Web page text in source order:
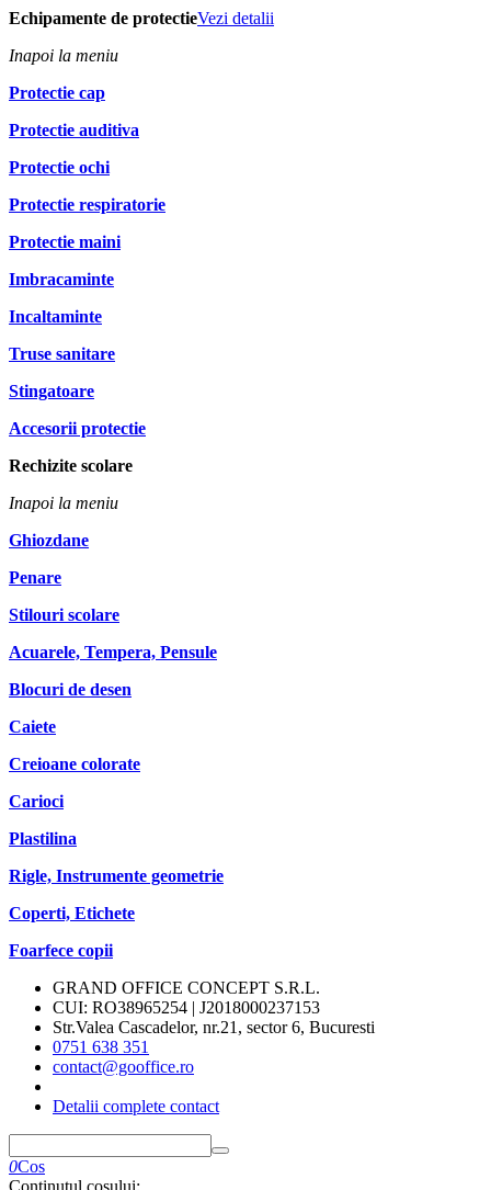
Echipamente de protectieVezi detalii
Inapoi la meniu
Protectie cap
Protectie auditiva
Protectie ochi
Protectie respiratorie
Protectie maini
Imbracaminte
Incaltaminte
Truse sanitare
Stingatoare
Accesorii protectie
Rechizite scolare
Inapoi la meniu
Ghiozdane
Penare
Stilouri scolare
Acuarele, Tempera, Pensule
Blocuri de desen
Caiete
Creioane colorate
Carioci
Plastilina
Rigle, Instrumente geometrie
Coperti, Etichete
Foarfece copii
GRAND OFFICE CONCEPT S.R.L.
CUI: RO38965254 | J2018000237153
Str.Valea Cascadelor, nr.21, sector 6, Bucuresti
0751 638 351
contact@gooffice.ro
Detalii complete contact
0Cos
Continutul cosului: